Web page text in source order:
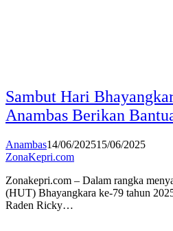
Sambut Hari
Anambas Berikan
Anambas14/06/202515/06/2025
ZonaKepri.com
Zonakepri.com – Dalam rangka
(HUT) Bhayangkara ke-79 tahun
Raden Ricky…